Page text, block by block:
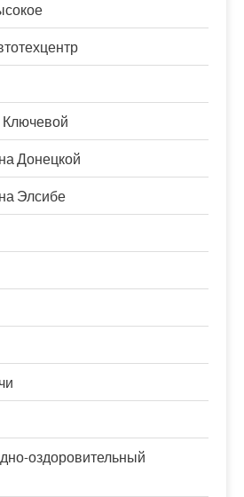
Донецкой
Элсибе
оздоровительный